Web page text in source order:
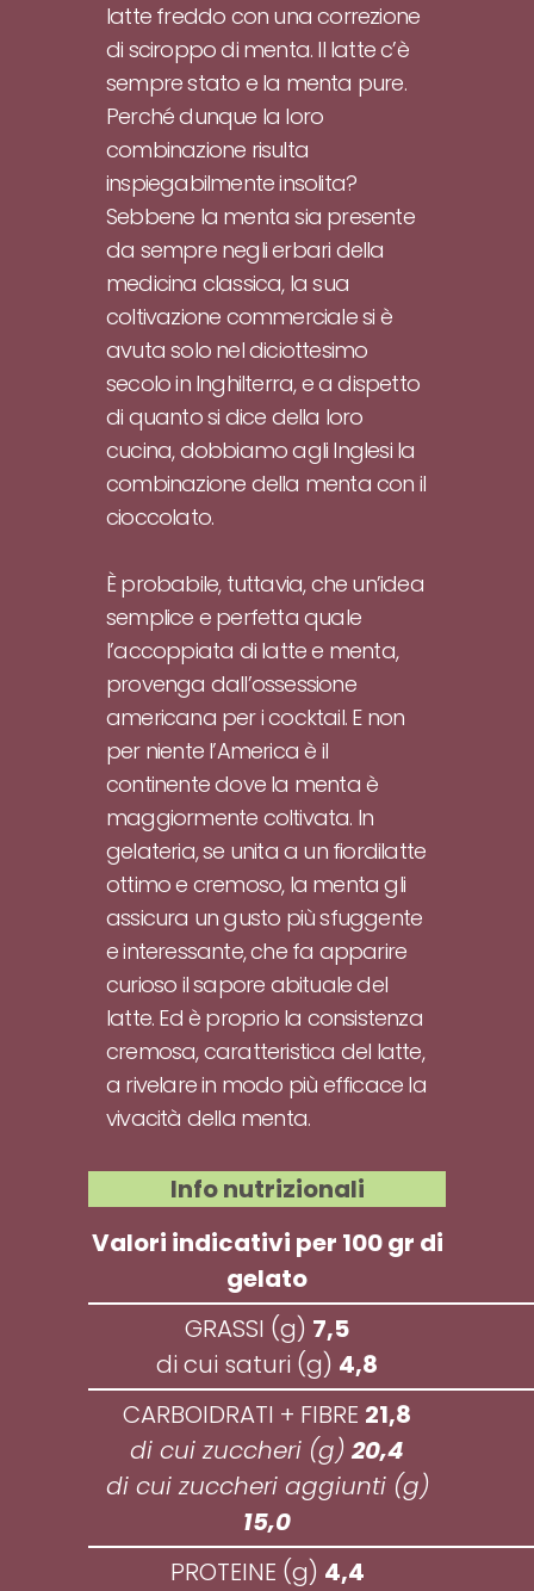
latte freddo con una correzione
di sciroppo di menta. Il latte c’è
sempre stato e la menta pure.
Perché dunque la loro
combinazione risulta
inspiegabilmente insolita?
Sebbene la menta sia presente
da sempre negli erbari della
medicina classica, la sua
coltivazione commerciale si è
avuta solo nel diciottesimo
secolo in Inghilterra, e a dispetto
di quanto si dice della loro
cucina, dobbiamo agli Inglesi la
combinazione della menta con il
cioccolato.
È probabile, tuttavia, che un’idea
semplice e perfetta quale
l’accoppiata di latte e menta,
provenga dall’ossessione
americana per i cocktail. E non
per niente l’America è il
continente dove la menta è
maggiormente coltivata. In
gelateria, se unita a un fiordilatte
ottimo e cremoso, la menta gli
assicura un gusto più sfuggente
e interessante, che fa apparire
curioso il sapore abituale del
latte. Ed è proprio la consistenza
cremosa, caratteristica del latte,
a rivelare in modo più efficace la
vivacità della menta.
Info nutrizionali
Valori indicativi per 100 gr di
gelato
GRASSI (g) 7,5
di cui saturi (g) 4,8
CARBOIDRATI + FIBRE 21,8
di cui zuccheri (g) 20,4
di cui zuccheri aggiunti (g)
15,0
PROTEINE (g) 4,4